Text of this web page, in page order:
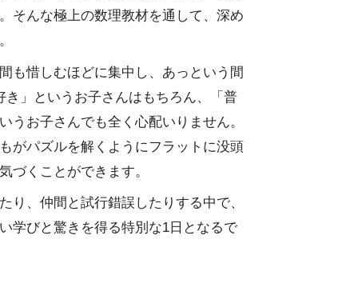
そんな極上の数理教材を通して、深め
も惜しむほどに集中し、あっという間
」というお子さんはもちろん、「普
お子さんでも全く心配いりません。
がパズルを解くようにフラットに没頭
づくことができます。
り、仲間と試行錯誤したりする中で、
学びと驚きを得る特別な1日となるで